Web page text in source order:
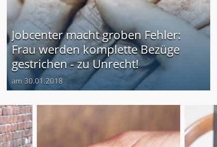
Jobcenter macht groben Fehler:
Frau werden komplette Bezüge
gestrichen - zu Unrecht!
am 30.01.2018